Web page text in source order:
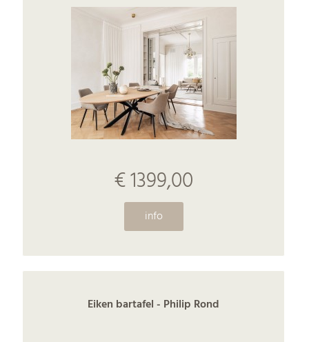
€ 1399,00
info
Eiken bartafel - Philip Rond